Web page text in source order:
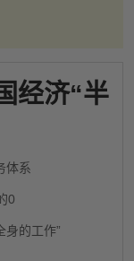
经济“半
体系
0
身的工作”